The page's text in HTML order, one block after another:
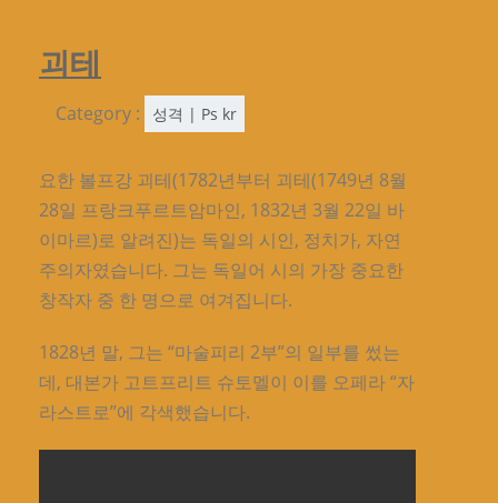
괴테
Category : 성격 | Ps kr
요한 볼프강 괴테(1782년부터 괴테(1749년 8월
28일 프랑크푸르트암마인, 1832년 3월 22일 바
이마르)로 알려진)는 독일의 시인, 정치가, 자연
주의자였습니다. 그는 독일어 시의 가장 중요한
창작자 중 한 명으로 여겨집니다.
1828년 말, 그는 “마술피리 2부”의 일부를 썼는
데, 대본가 고트프리트 슈토멜이 이를 오페라 “자
라스트로”에 각색했습니다.